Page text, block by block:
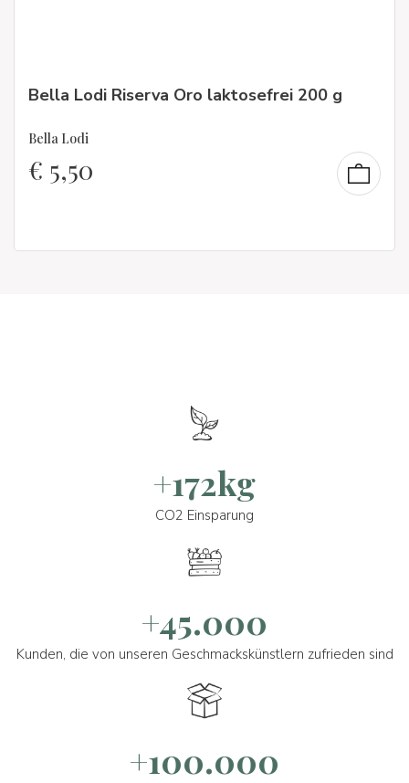
Bella Lodi Riserva Oro laktosefrei 200 g
Bella Lodi
€ 5,50
+172kg
CO2 Einsparung
+45.000
Kunden, die von unseren Geschmackskünstlern zufrieden sind
+100.000